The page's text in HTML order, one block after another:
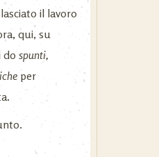
il lavoro
qui, su
do spunti,
per